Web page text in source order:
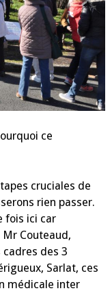
ce
cruciales de
rien passer.
fois ici car
Couteaud,
cadres des 3
Sarlat, ces
médicale inter